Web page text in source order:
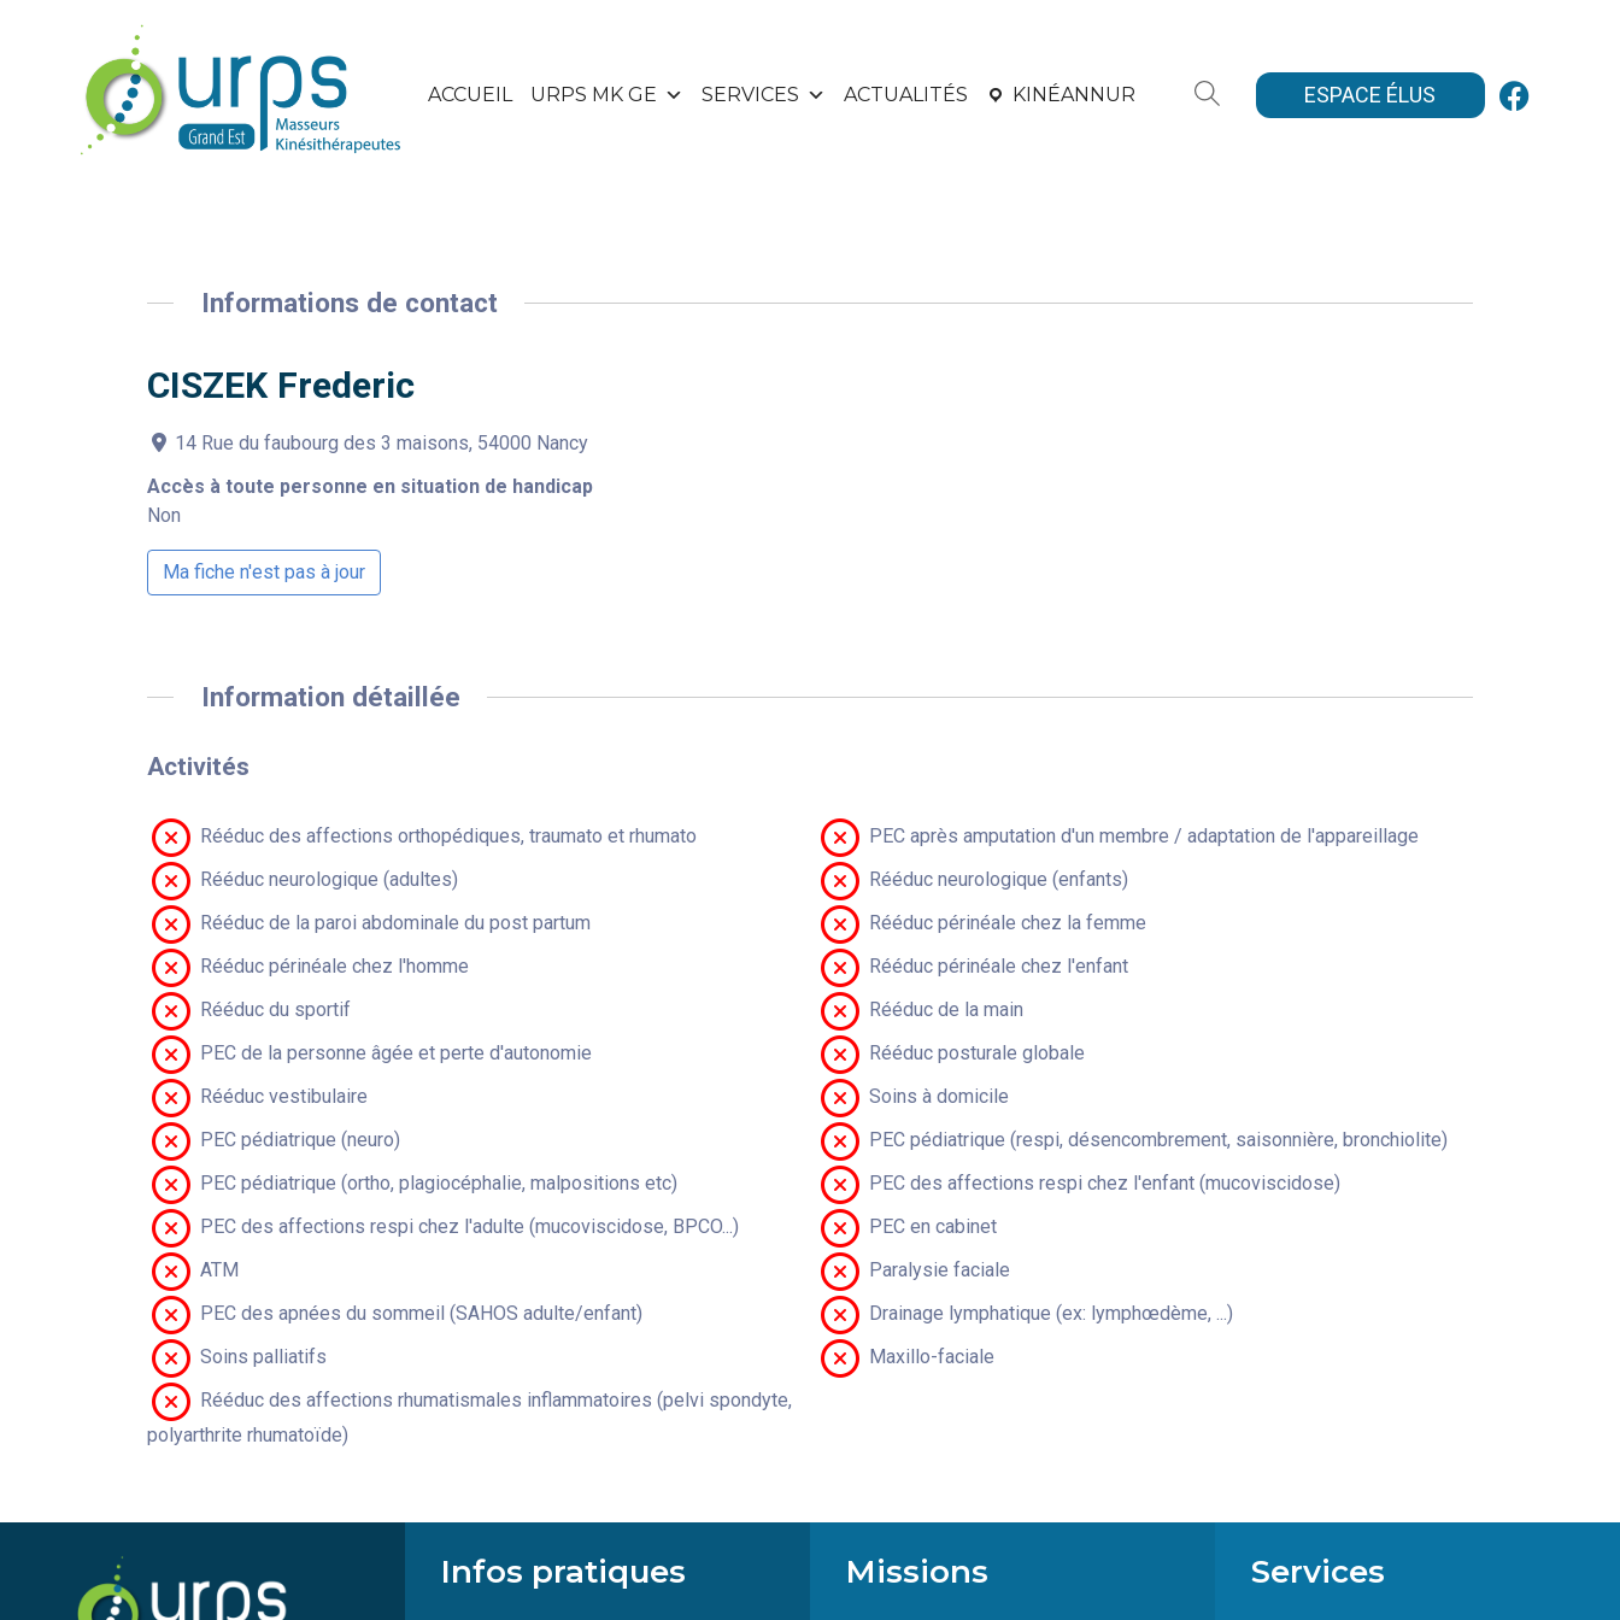
ACCUEIL URPS MK GE SERVICES ACTUALITÉS KINÉANNUR ESPACE ÉLUS
Informations de contact
CISZEK Frederic
14 Rue du faubourg des 3 maisons, 54000 Nancy
Accès à toute personne en situation de handicap
Non
Ma fiche n'est pas à jour
Information détaillée
Activités
Rééduc des affections orthopédiques, traumato et rhumato
PEC après amputation d'un membre / adaptation de l'appareillage
Rééduc neurologique (adultes)
Rééduc neurologique (enfants)
Rééduc de la paroi abdominale du post partum
Rééduc périnéale chez la femme
Rééduc périnéale chez l'homme
Rééduc périnéale chez l'enfant
Rééduc du sportif
Rééduc de la main
PEC de la personne âgée et perte d'autonomie
Rééduc posturale globale
Rééduc vestibulaire
Soins à domicile
PEC pédiatrique (neuro)
PEC pédiatrique (respi, désencombrement, saisonnière, bronchiolite)
PEC pédiatrique (ortho, plagiocéphalie, malpositions etc)
PEC des affections respi chez l'enfant (mucoviscidose)
PEC des affections respi chez l'adulte (mucoviscidose, BPCO...)
PEC en cabinet
ATM
Paralysie faciale
PEC des apnées du sommeil (SAHOS adulte/enfant)
Drainage lymphatique (ex: lymphœdème, ...)
Soins palliatifs
Maxillo-faciale
Rééduc des affections rhumatismales inflammatoires (pelvi spondyte,
polyarthrite rhumatoïde)
Infos pratiques Missions Services